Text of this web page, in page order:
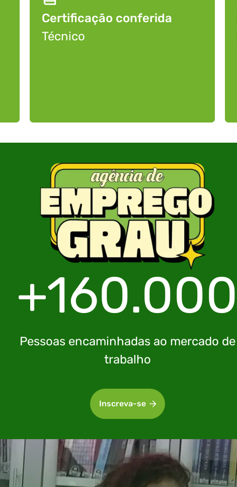
Certificação conferida
Técnico
+160.000
Pessoas encaminhadas ao mercado de
trabalho
Inscreva-se